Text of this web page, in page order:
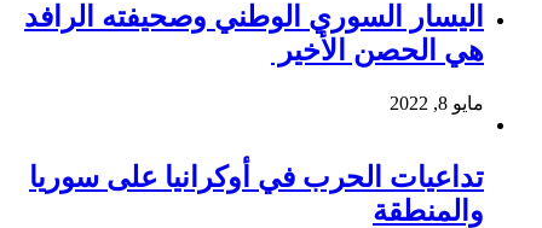
اليسار السوري الوطني وصحيفته الرافد
هي الحصن الأخير
مايو 8, 2022
تداعيات الحرب في أوكرانيا على سوريا
والمنطقة